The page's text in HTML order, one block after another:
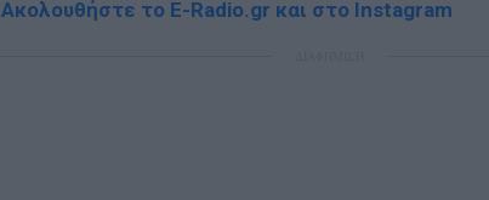
Ακολουθήστε το E-Radio.gr και στο Instagram